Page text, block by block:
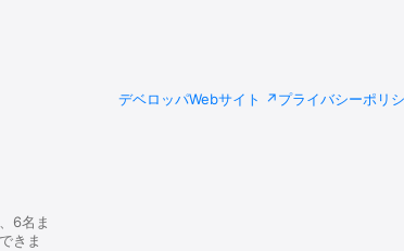
な表現で、本物の英語運用能力が身につきます。
した「NAVI表現」
態を調査したコラム「PLANET BOARD」
、「Boost Your Brain!」、「Behind the Scenes」
デベロッパWebサイト プライバシーポリ
6名ま
きま